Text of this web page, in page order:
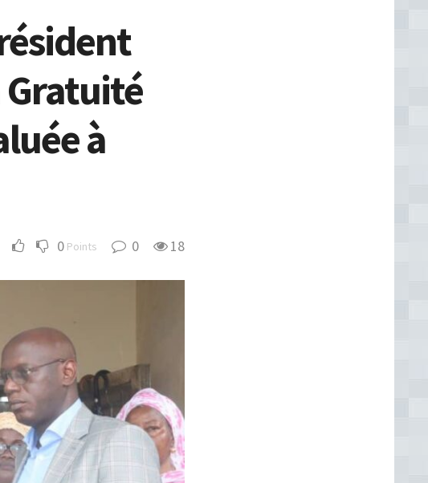
Gratuité
à
0 Points 0 18